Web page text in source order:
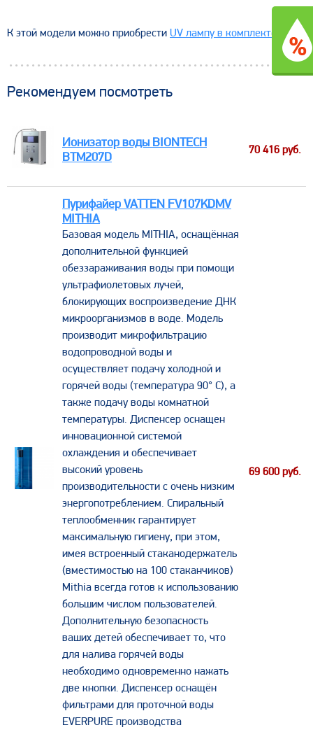
К этой модели можно приобрести UV лампу в комплекте
Рекомендуем посмотреть
Ионизатор воды BIONTECH
BTM207D
70 416 руб.
Пурифайер VATTEN FV107KDMV
MITHIA
Базовая модель MITHIA, оснащённая
дополнительной функцией
обеззараживания воды при помощи
ультрафиолетовых лучей,
блокирующих воспроизведение ДНК
микроорганизмов в воде. Модель
производит микрофильтрацию
водопроводной воды и
осуществляет подачу холодной и
горячей воды (температура 90° С), а
также подачу воды комнатной
температуры. Диспенсер оснащен
инновационной системой
охлаждения и обеспечивает
высокий уровень
производительности с очень низким
энергопотреблением. Спиральный
теплообменник гарантирует
максимальную гигиену, при этом,
имея встроенный стаканодержатель
(вместимостью на 100 стаканчиков)
Mithia всегда готов к использованию
большим числом пользователей.
Дополнительную безопасность
ваших детей обеспечивает то, что
для налива горячей воды
необходимо одновременно нажать
две кнопки. Диспенсер оснащён
фильтрами для проточной воды
EVERPURE производства
69 600 руб.